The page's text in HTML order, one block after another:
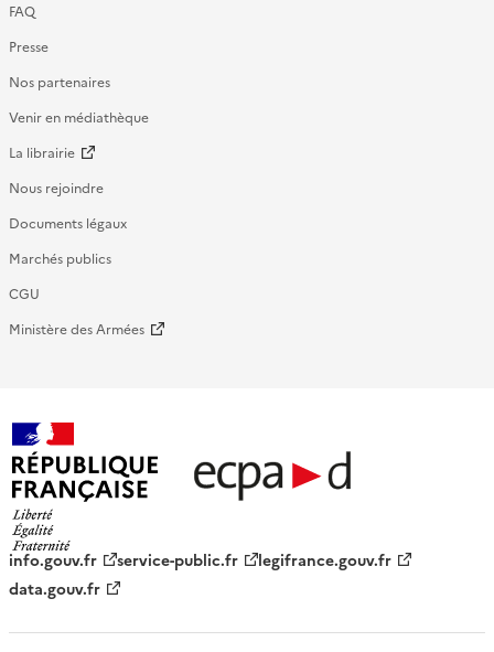
FAQ
Presse
Nos partenaires
Venir en médiathèque
La librairie
Nous rejoindre
Documents légaux
Marchés publics
CGU
Ministère des Armées
française - ECPAD
info.gouv.fr service-public.fr
legifrance.gouv.fr
data.gouv.fr